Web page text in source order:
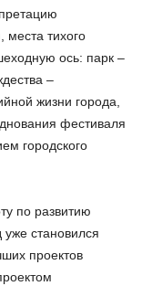
места тихого
ось: парк –
–
жизни города,
фестиваля
городского
по развитию
становился
проектов